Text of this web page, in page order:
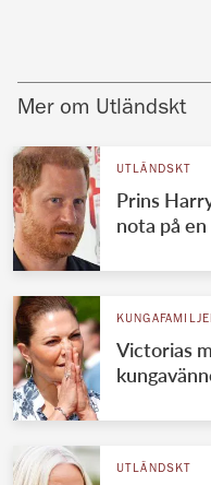
Mer om Utländskt
UTLÄNDSKT
Prins
nota på
Victorias
UTLÄNDSKT